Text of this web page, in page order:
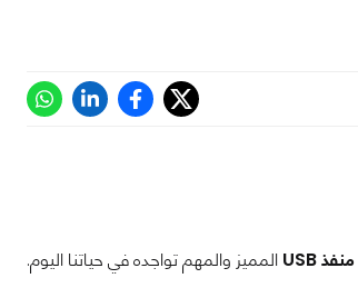
منفذ USB المميز والمهم تواجده في حياتنا اليوم.